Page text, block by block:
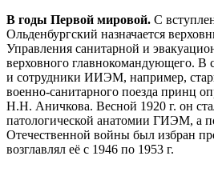
В годы Первой мировой. С
Ольденбургский назначается
Управления санитарной и
верховного главнокомандующего. В
и сотрудники ИИЭМ, например,
военно-санитарного поезда принц
Н.Н. Аничкова. Весной 1920 г. он
патологической анатомии ГИЭМ, а
Отечественной войны был избран
возглавлял её с 1946 по 1953 г.